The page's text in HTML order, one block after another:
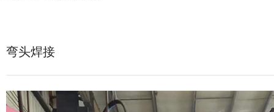
弯头焊接